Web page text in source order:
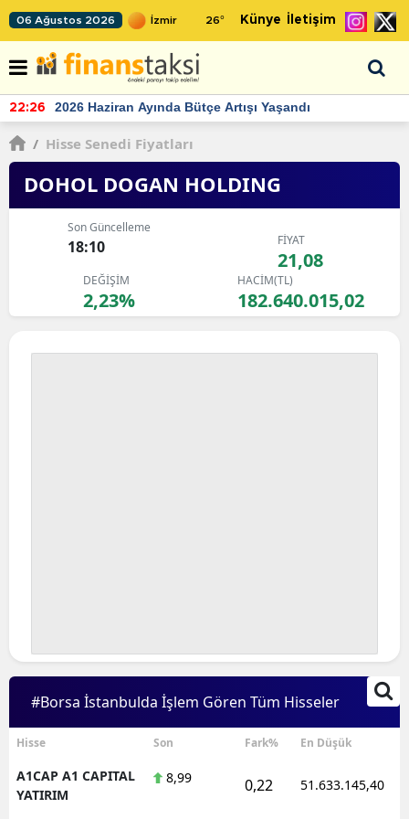
06 Ağustos 2026 26° Künye İletişim
22:24 TCMB'nin rezervlerinde artan momentum devam ediyor
/ Hisse Senedi Fiyatları
DOHOL DOGAN HOLDING
Son Güncelleme
18:10 FİYAT
21,08
DEĞİŞİM
2,23%
HACİM(TL)
182.640.015,02
#Borsa İstanbulda İşlem Gören Tüm Hisseler
Hisse Son Fark% En Düşük
A1CAP A1 CAPITAL
YATIRIM
8,99 0,22 51.633.145,40